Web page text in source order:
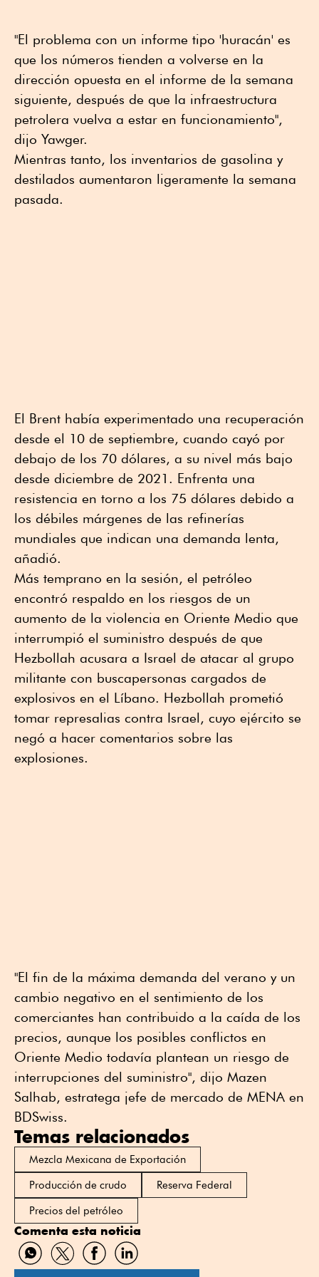
"El problema con un informe tipo 'huracán' es
que los números tienden a volverse en la
dirección opuesta en el informe de la semana
siguiente, después de que la infraestructura
petrolera vuelva a estar en funcionamiento",
dijo Yawger.
Mientras tanto, los inventarios de gasolina y
destilados aumentaron ligeramente la semana
pasada.
El Brent había experimentado una recuperación
desde el 10 de septiembre, cuando cayó por
debajo de los 70 dólares, a su nivel más bajo
desde diciembre de 2021. Enfrenta una
resistencia en torno a los 75 dólares debido a
los débiles márgenes de las refinerías
mundiales que indican una demanda lenta,
añadió.
Más temprano en la sesión, el petróleo
encontró respaldo en los riesgos de un
aumento de la violencia en Oriente Medio que
interrumpió el suministro después de que
Hezbollah acusara a Israel de atacar al grupo
militante con buscapersonas cargados de
explosivos en el Líbano. Hezbollah prometió
tomar represalias contra Israel, cuyo ejército se
negó a hacer comentarios sobre las
explosiones.
"El fin de la máxima demanda del verano y un
cambio negativo en el sentimiento de los
comerciantes han contribuido a la caída de los
precios, aunque los posibles conflictos en
Oriente Medio todavía plantean un riesgo de
interrupciones del suministro", dijo Mazen
Salhab, estratega jefe de mercado de MENA en
BDSwiss.
Temas relacionados
Mezcla Mexicana de Exportación
Producción de crudo
Reserva Federal
Precios del petróleo
Comenta esta noticia
Compartir
por
Compartir
por
Compartir
por
Compartir
por